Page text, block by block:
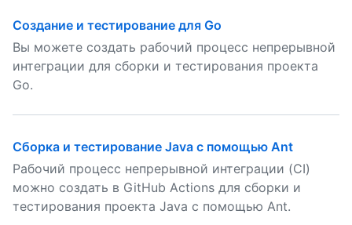
Создание и тестирование для Go
Вы можете создать рабочий процесс непрерывной
интеграции для сборки и тестирования проекта
Go.
Сборка и тестирование Java с помощью Ant
Рабочий процесс непрерывной интеграции (CI)
можно создать в GitHub Actions для сборки и
тестирования проекта Java с помощью Ant.